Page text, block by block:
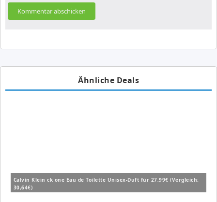
Ähnliche Deals
Calvin Klein ck one Eau de Toilette Unisex-Duft für 27,99€ (Vergleich:
30,64€)